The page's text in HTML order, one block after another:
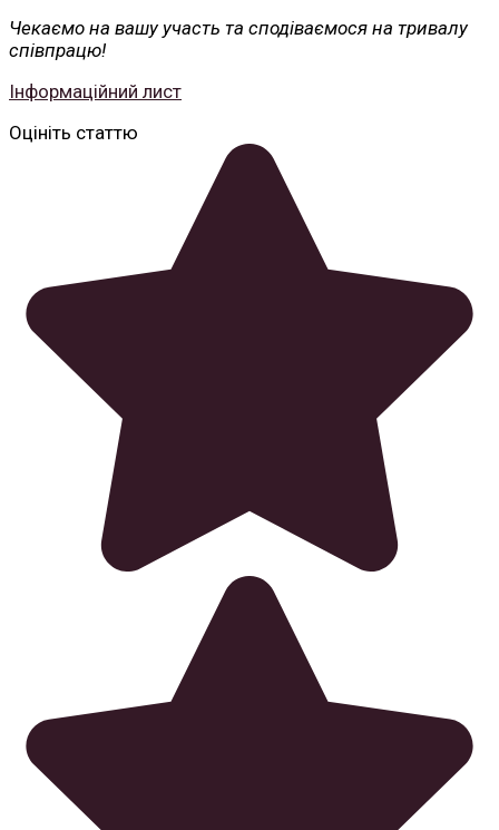
Чекаємо на вашу участь та сподіваємося на тривалу
співпрацю!
Інформаційний лист
Оцініть статтю